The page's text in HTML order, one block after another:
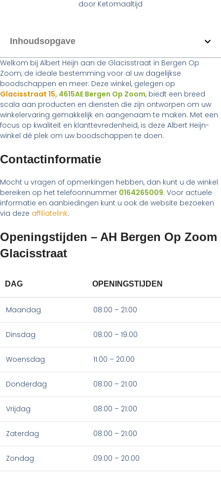
doorKetomaaltijd
Inhoudsopgave
Welkom bij Albert Heijn aan de Glacisstraat in Bergen Op
Zoom, de ideale bestemming voor al uw dagelijkse
boodschappen en meer. Deze winkel, gelegen op
Glacisstraat 15, 4615AE Bergen Op Zoom, biedt een breed
scala aan producten en diensten die zijn ontworpen om uw
winkelervaring gemakkelijk en aangenaam te maken. Met een
focus op kwaliteit en klanttevredenheid, is deze Albert Heijn-
winkel dé plek om uw boodschappen te doen.
Contactinformatie
Mocht u vragen of opmerkingen hebben, dan kunt u de winkel
bereiken op het telefoonnummer 0164265009. Voor actuele
informatie en aanbiedingen kunt u ook de website bezoeken
via deze affiliatelink.
Openingstijden – AH Bergen Op Zoom
Glacisstraat
DAG OPENINGSTIJDEN
Maandag 08:00 – 21:00
Dinsdag 08:00 – 19:00
Woensdag 11:00 – 20:00
Donderdag 08:00 – 21:00
Vrijdag 08:00 – 21:00
Zaterdag 08:00 – 21:00
Zondag 09:00 – 20:00